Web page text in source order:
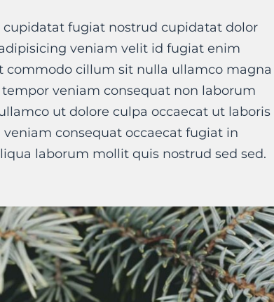
fugiat nostrud cupidatat dolor
veniam velit id fugiat enim
cillum sit nulla ullamco magna
veniam consequat non laborum
ut dolore culpa occaecat ut laboris
consequat occaecat fugiat in
laborum mollit quis nostrud sed sed.